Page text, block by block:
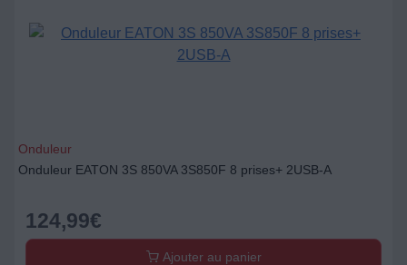
Onduleur
Onduleur EATON 3S 850VA 3S850F 8 prises+ 2USB-A
124,99€
Ajouter au panier